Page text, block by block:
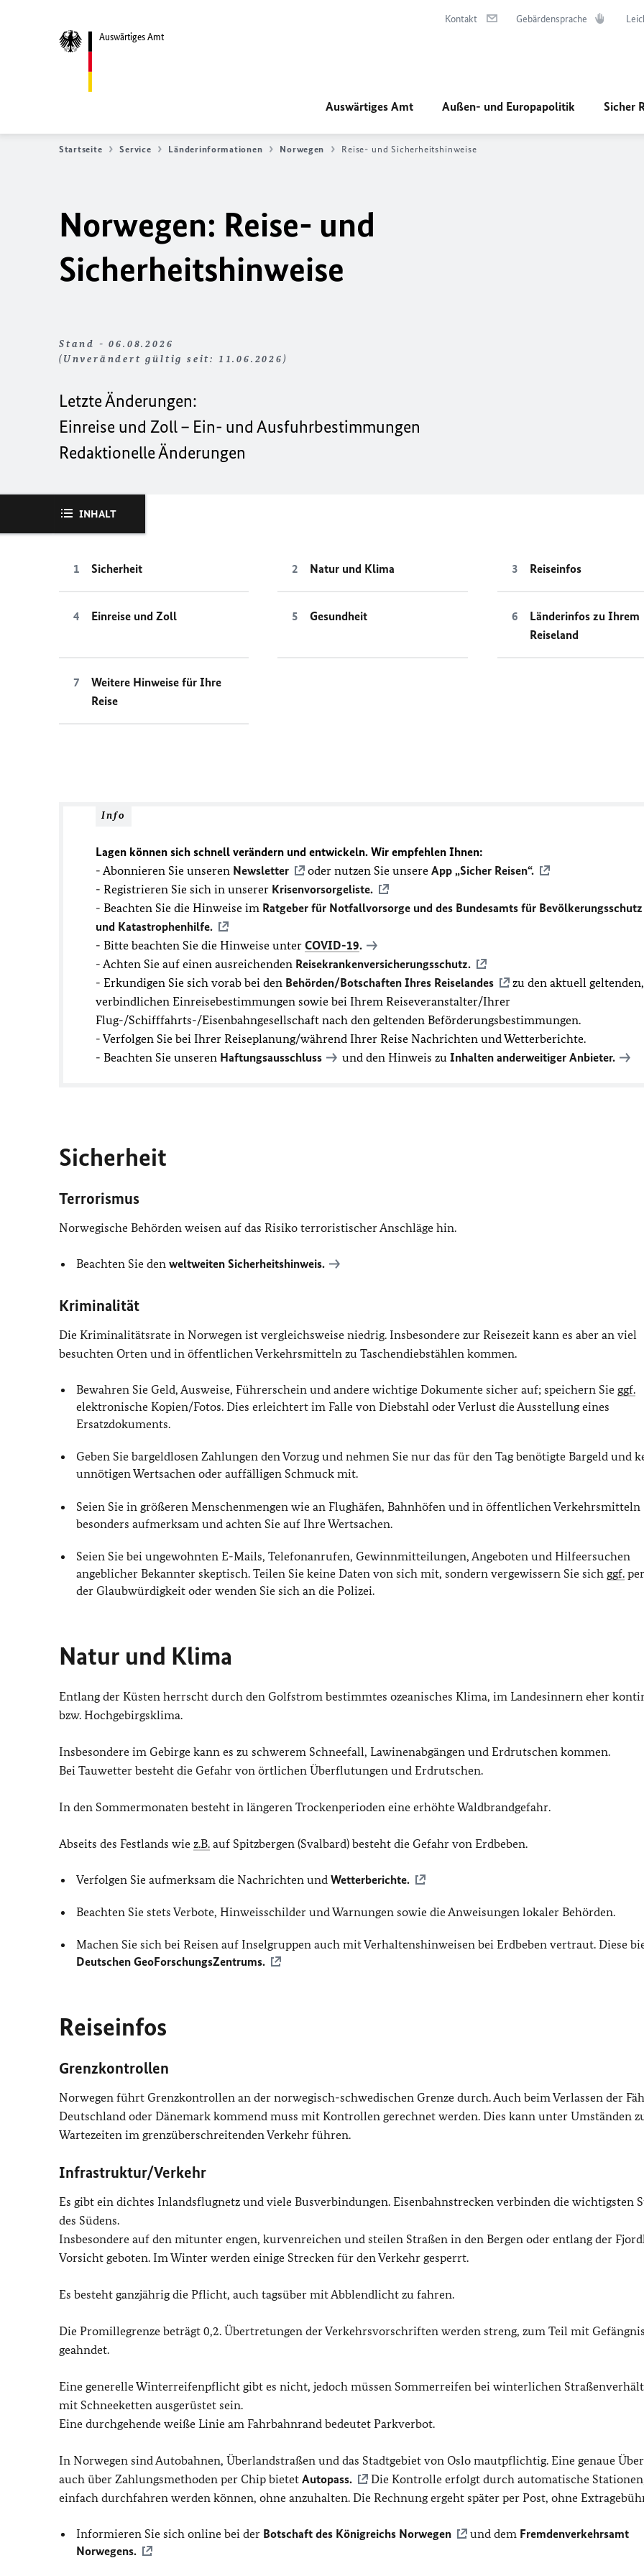
Auswärtiges Amt
Kontakt Gebärdensprache
Auswärtiges Amt Außen- und Europapolitik Sicher
Startseite Service Länderinformationen Norwegen Reise- und Sicherheitshinweise
Norwegen: Reise- und
Sicherheitshinweise
Stand - 06.08.2026
(Unverändert gültig seit: 11.06.2026)
Letzte Änderungen:
Einreise und Zoll – Ein- und Ausfuhrbestimmungen
Redaktionelle Änderungen
INHALT
Sicherheit Natur und Klima Reiseinfos
Einreise und Zoll Gesundheit
Länderinfos zu Ihrem
Reiseland
Weitere Hinweise für Ihre
Reise
Info
Lagen können sich schnell verändern und entwickeln. Wir empfehlen Ihnen:
- Abonnieren Sie unseren Newsletter oder nutzen Sie unsere App „Sicher Reisen“.
- Registrieren Sie sich in unserer Krisenvorsorgeliste.
- Beachten Sie die Hinweise im Ratgeber für Notfallvorsorge und des Bundesamts für Bevölkerungsschutz
und Katastrophenhilfe.
- Bitte beachten Sie die Hinweise unter COVID-19.
- Achten Sie auf einen ausreichenden Reisekrankenversicherungsschutz.
- Erkundigen Sie sich vorab bei den Behörden/Botschaften Ihres Reiselandes
zu den aktuell geltenden,
verbindlichen Einreisebestimmungen sowie bei Ihrem Reiseveranstalter/Ihrer
Flug-/Schifffahrts-/Eisenbahngesellschaft nach den geltenden Beförderungsbestimmungen.
- Verfolgen Sie bei Ihrer Reiseplanung/während Ihrer Reise Nachrichten und Wetterberichte.
- Beachten Sie unseren Haftungsausschluss und den Hinweis zu Inhalten anderweitiger Anbieter.
Sicherheit
Terrorismus
Norwegische Behörden weisen auf das Risiko terroristischer Anschläge hin.
Beachten Sie denweltweiten Sicherheitshinweis.
Kriminalität
Die Kriminalitätsrate in Norwegen ist vergleichsweise niedrig. Insbesondere zur Reisezeit kann es aber an viel
besuchten Orten und in öffentlichen Verkehrsmitteln zu Taschendiebstählen kommen.
Bewahren Sie Geld, Ausweise, Führerschein und andere wichtige Dokumente sicher auf; speichern Sie ggf.
elektronische Kopien/Fotos. Dies erleichtert im Falle von Diebstahl oder Verlust die Ausstellung eines
Ersatzdokuments.
Geben Sie bargeldlosen Zahlungen den Vorzug und nehmen Sie nur das für den Tag benötigte Bargeld und
unnötigen Wertsachen oder auffälligen Schmuck mit.
Seien Sie in größeren Menschenmengen wie an Flughäfen, Bahnhöfen und in öffentlichen Verkehrsmitteln
besonders aufmerksam und achten Sie auf Ihre Wertsachen.
Seien Sie bei ungewohnten E-Mails, Telefonanrufen, Gewinnmitteilungen, Angeboten und Hilfeersuchen
angeblicher Bekannter skeptisch. Teilen Sie keine Daten von sich mit, sondern vergewissern Sie sich ggf.
der Glaubwürdigkeit oder wenden Sie sich an die Polizei.
Natur und Klima
Entlang der Küsten herrscht durch den Golfstrom bestimmtes ozeanisches Klima, im Landesinnern eher
bzw. Hochgebirgsklima.
Insbesondere im Gebirge kann es zu schwerem Schneefall, Lawinenabgängen und Erdrutschen kommen.
Bei Tauwetter besteht die Gefahr von örtlichen Überflutungen und Erdrutschen.
In den Sommermonaten besteht in längeren Trockenperioden eine erhöhte Waldbrandgefahr.
Abseits des Festlands wie z.B. auf Spitzbergen (Svalbard) besteht die Gefahr von Erdbeben.
Verfolgen Sie aufmerksam die Nachrichten undWetterberichte.
Beachten Sie stets Verbote, Hinweisschilder und Warnungen sowie die Anweisungen lokaler Behörden.
Machen Sie sich bei Reisen auf Inselgruppen auch mit Verhaltenshinweisen bei Erdbeben vertraut. Diese
Deutschen GeoForschungsZentrums.
Reiseinfos
Grenzkontrollen
Norwegen führt Grenzkontrollen an der norwegisch-schwedischen Grenze durch. Auch beim Verlassen der
Deutschland oder Dänemark kommend muss mit Kontrollen gerechnet werden. Dies kann unter Umständen
Wartezeiten im grenzüberschreitenden Verkehr führen.
Infrastruktur/Verkehr
Es gibt ein dichtes Inlandsflugnetz und viele Busverbindungen. Eisenbahnstrecken verbinden die wichtigsten
des Südens.
Insbesondere auf den mitunter engen, kurvenreichen und steilen Straßen in den Bergen oder entlang der
Vorsicht geboten. Im Winter werden einige Strecken für den Verkehr gesperrt.
Es besteht ganzjährig die Pflicht, auch tagsüber mit Abblendlicht zu fahren.
Die Promillegrenze beträgt 0,2. Übertretungen der Verkehrsvorschriften werden streng, zum Teil mit
geahndet.
Eine generelle Winterreifenpflicht gibt es nicht, jedoch müssen Sommerreifen bei winterlichen
mit Schneeketten ausgerüstet sein.
Eine durchgehende weiße Linie am Fahrbahnrand bedeutet Parkverbot.
In Norwegen sind Autobahnen, Überlandstraßen und das Stadtgebiet von Oslo mautpflichtig. Eine genaue
auch über Zahlungsmethoden per Chip bietet Autopass.
Die Kontrolle erfolgt durch automatische
einfach durchfahren werden können, ohne anzuhalten. Die Rechnung ergeht später per Post, ohne
Informieren Sie sich online bei der Botschaft des Königreichs Norwegen und dem Fremdenverkehrsamt
Norwegens.